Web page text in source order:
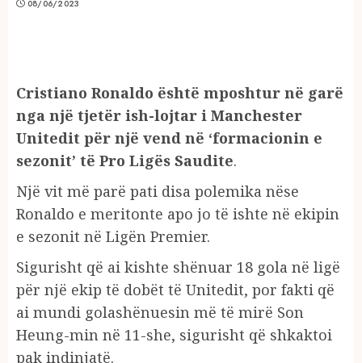
08/06/2023
Cristiano Ronaldo është mposhtur në garë
nga një tjetër ish-lojtar i Manchester
Unitedit për një vend në ‘formacionin e
sezonit’ të Pro Ligës Saudite.
Një vit më parë pati disa polemika nëse
Ronaldo e meritonte apo jo të ishte në ekipin
e sezonit në Ligën Premier.
Sigurisht që ai kishte shënuar 18 gola në ligë
për një ekip të dobët të Unitedit, por fakti që
ai mundi golashënuesin më të mirë Son
Heung-min në 11-she, sigurisht që shkaktoi
pak indinjatë.